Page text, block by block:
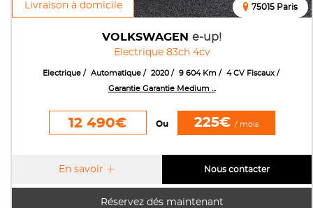
Livraison à domicile
VOLKSWAGEN e-up!
Electrique 83ch 4cv
75015 Paris
Electrique Automatique 2020 9 604 Km
4 CV Fiscaux
Garantie Garantie Medium ...
12 490€ Ou 225€ / mois
Réservez dés maintenant
En savoir Nous contacter